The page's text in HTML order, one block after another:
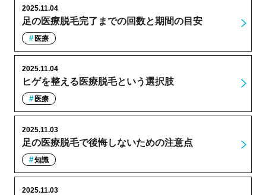
足の医療脱毛完了までの回数と期間の目安
2025.11.04
医療
ヒゲを整える医療脱毛という選択肢
2025.11.04
医療
足の医療脱毛で後悔しないための注意点
2025.11.03
知識
2025.11.03